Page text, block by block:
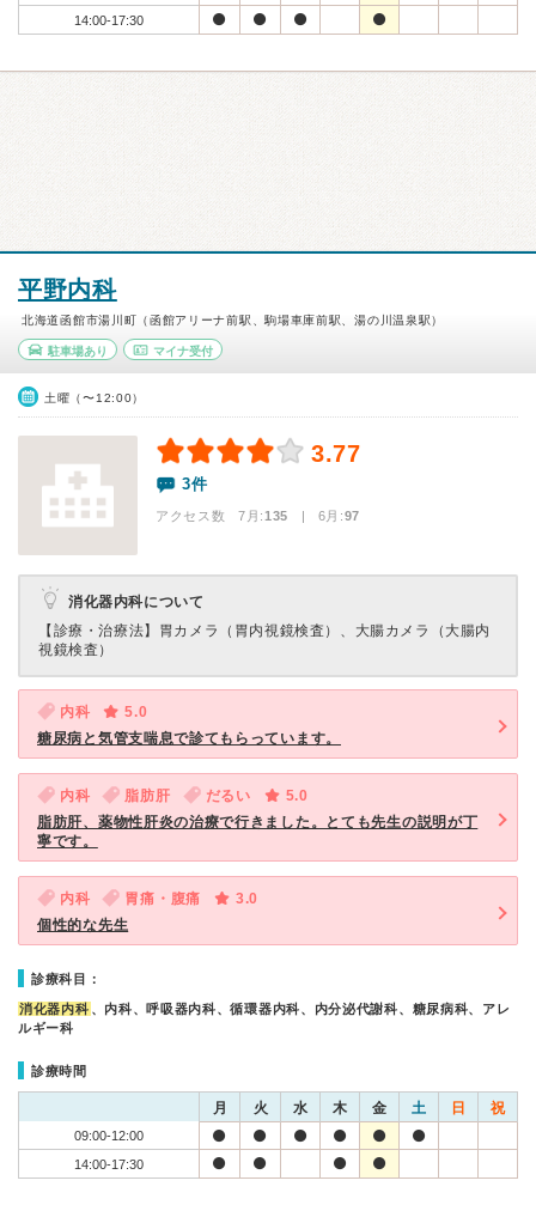
14:00-17:30
平野内科
北海道函館市湯川町（函館アリーナ前駅、駒場車庫前駅、湯の川温泉駅）
駐車場あり マイナ受付
土曜（〜12:00）
3.77
3件
アクセス数 7月:135 | 6月:97
消化器内科について
【診療・治療法】 胃カメラ（胃内視鏡検査）、大腸カメラ（大腸内
視鏡検査）
内科
5.0
糖尿病と気管支喘息で診てもらっています。
内科 脂肪肝 だるい
5.0
脂肪肝、薬物性肝炎の治療で行きました。とても先生の説明が丁
寧です。
内科 胃痛・腹痛
3.0
個性的な先生
診療科目：
消化器内科 、内科、呼吸器内科、循環器内科、内分泌代謝科、糖尿病科、アレ
ルギー科
診療時間
月 火 水 木 金 土 日 祝
09:00-12:00
14:00-17:30